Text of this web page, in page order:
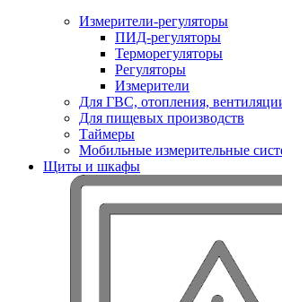
Измерители-регуляторы
ПИД-регуляторы
Терморегуляторы
Регуляторы
Измерители
Для ГВС, отопления,
Для пищевых производств
Таймеры
Мобильные измерительные
Щиты и шкафы